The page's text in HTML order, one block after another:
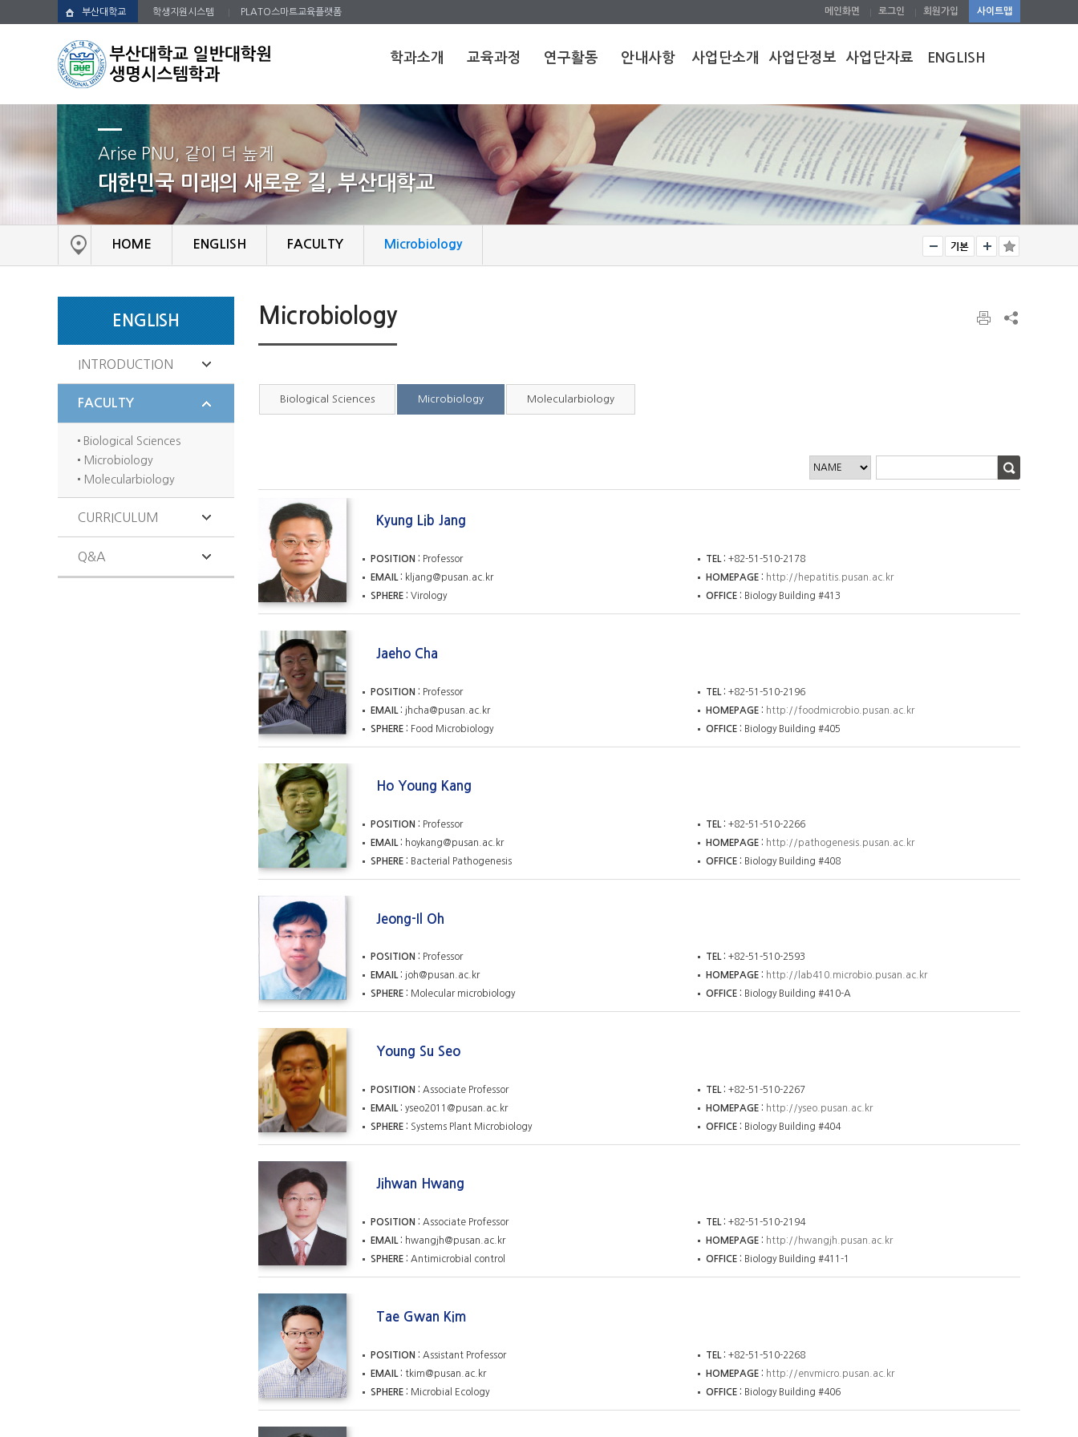
부산대학교 학생지원시스템 PLATO스마트교육플랫폼 메인화면 로그인 회원가입 사이트맵
학과소개
학과소개
발자취
교수진
발전계획 및
학과위치 및
교육과정
과정소개
교육과정
연구활동
연구실소개
연구성과
연구관련사
이트
안내사항
공지사항
초청세미나
자유게시판
취업게시판
사업단소개
인사말
사업개요
연혁
사업단조직
사업단정보
교육
연구
기대효과
예산집행
사업단자료
공지사항
공개자료실
포토겔러리
ENGLISH
INTRODUC
TION
FACULTY
CURRICULU
M
Q&A
Arise PNU, 같이 더 높게
대한민국 미래의 새로운 길, 부산대학교
HOME ENGLISH FACULTY Microbiology
ENGLISH
INTRODUCTION
FACULTY
Biological Sciences
Microbiology
Molecularbiology
CURRICULUM
Q&A
Microbiology
Biological Sciences Microbiology Molecularbiology
Kyung Lib Jang
POSITION Professor TEL
+82-51-510-2178
EMAIL
kljang@pusan.ac.kr HOMEPAGE
http://hepatitis.pusan.ac.kr
SPHERE
Virology OFFICE Biology Building #413
Jaeho Cha
POSITION Professor TEL
+82-51-510-2196
EMAIL
jhcha@pusan.ac.kr HOMEPAGE
http://foodmicrobio.pusan.ac.kr
SPHERE
Food Microbiology OFFICE Biology Building #405
Ho Young Kang
POSITION Professor TEL
+82-51-510-2266
EMAIL
hoykang@pusan.ac.kr HOMEPAGE
http://pathogenesis.pusan.ac.kr
SPHERE
Bacterial Pathogenesis OFFICE Biology Building #408
Jeong-Il Oh
POSITION Professor TEL
+82-51-510-2593
EMAIL
joh@pusan.ac.kr HOMEPAGE
http://lab410.microbio.pusan.ac.kr
SPHERE
Molecular microbiology OFFICE Biology Building #410-A
Young Su Seo
POSITION Associate Professor TEL
+82-51-510-2267
EMAIL
yseo2011@pusan.ac.kr HOMEPAGE
http://yseo.pusan.ac.kr
SPHERE
Systems Plant Microbiology OFFICE Biology Building #404
Jihwan Hwang
POSITION Associate Professor TEL
+82-51-510-2194
EMAIL
hwangjh@pusan.ac.kr HOMEPAGE
http://hwangjh.pusan.ac.kr
SPHERE
Antimicrobial control OFFICE Biology Building #411-1
Tae Gwan Kim
POSITION Assistant Professor TEL
+82-51-510-2268
EMAIL
tkim@pusan.ac.kr HOMEPAGE
http://envmicro.pusan.ac.kr
SPHERE
Microbial Ecology OFFICE Biology Building #406